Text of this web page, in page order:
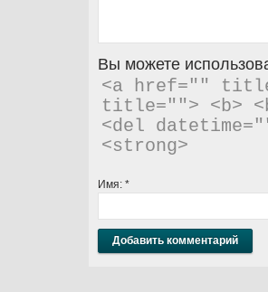
Вы можете
<a href=""
title=""> <b>
<del
<strong>
Имя: *